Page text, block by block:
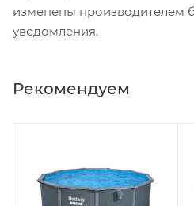
изменены производителем
уведомления.
Рекомендуем